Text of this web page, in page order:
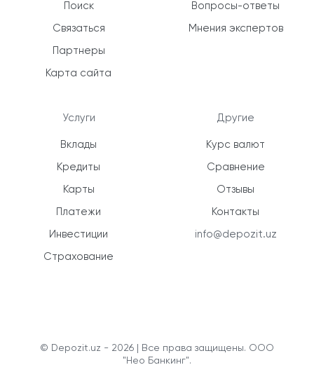
Поиск
Связаться
Партнеры
Карта сайта
Услуги
Вклады
Кредиты
Карты
Платежи
Инвестиции
Страхование
Вопросы-ответы
Мнения экспертов
Другие
Курс валют
Сравнение
Отзывы
Контакты
info@depozit.uz
© Depozit.uz - 2026 | Все права защищены. ООО
"Нео Банкинг".